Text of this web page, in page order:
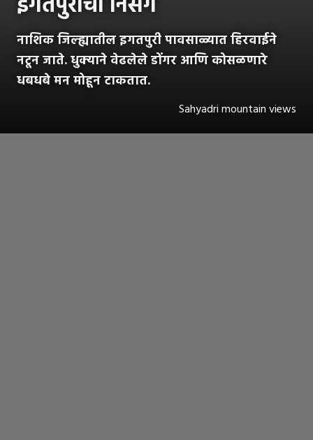
नाशिक जिल्ह्यातील इगतपुरी पावसाळ्यात हिरवाईने
नटून जाते. धुक्याने वेढलेले डोंगर आणि कोसळणारे
धबधबे मन मोहून टाकतात.
Sahyadri mountain views